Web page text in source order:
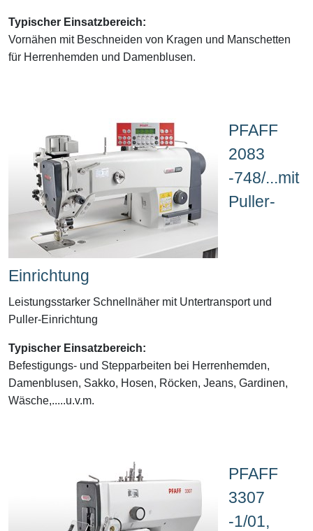
Typischer Einsatzbereich:
Vornähen mit Beschneiden von Kragen und Manschetten
für Herrenhemden und Damenblusen.
PFAFF
2083
-748/...mit
Puller-
Einrichtung
Leistungsstarker Schnellnäher mit Untertransport und
Puller-Einrichtung
Typischer Einsatzbereich:
Befestigungs- und Stepparbeiten bei Herrenhemden,
Damenblusen, Sakko, Hosen, Röcken, Jeans, Gardinen,
Wäsche,.....u.v.m.
PFAFF
3307
-1/01,